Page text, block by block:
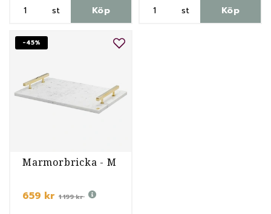
st Köp st Köp
-45%
Marmorbricka - M
659 kr 1 199 kr